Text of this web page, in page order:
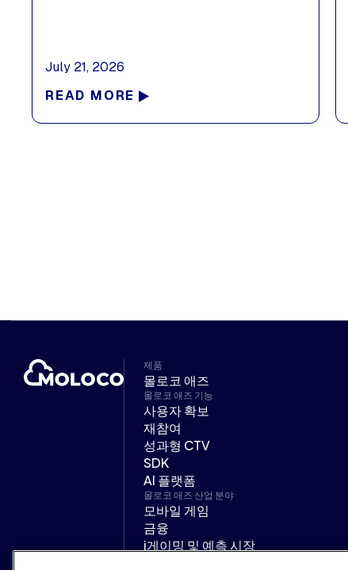
July 21, 2026
READ MORE
제품
몰로코 애즈
몰로코 애즈 기능
사용자 확보
재참여
성과형 CTV
SDK
AI 플랫폼
몰로코 애즈 산업 분야
모바일 게임
금융
i게이밍 및 예측 시장